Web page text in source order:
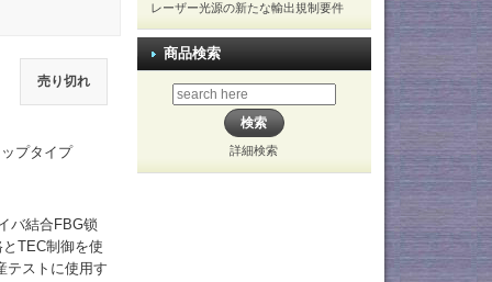
売り切れ
プタイプ
バ結合FBG锁
TEC制御を使
テストに使用す
レーザー光源の新たな輸出規制要件
商品検索
詳細検索